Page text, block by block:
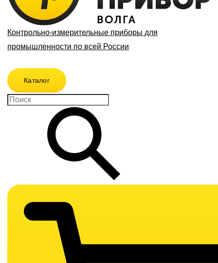
Контрольно-измерительные приборы для
промышленности по всей России
Каталог